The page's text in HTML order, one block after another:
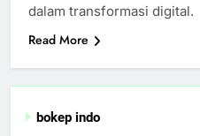
dalam transformasi digital.
Read More
bokep indo